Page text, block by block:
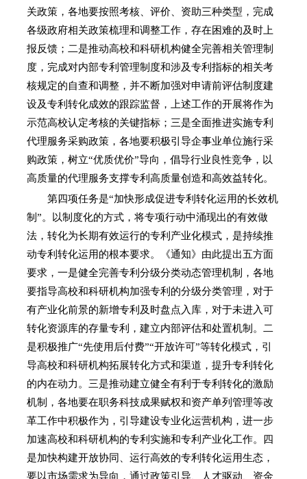
关政策，各地要按照考核、评价、资助三种类型，完成
各级政府相关政策梳理和调整工作，存在困难的及时上
报反馈；二是推动高校和科研机构健全完善相关管理制
度，完成对内部专利管理制度和涉及专利指标的相关考
核规定的自查和调整，并不断加强对申请前评估制度建
设及专利转化成效的跟踪监督，上述工作的开展将作为
示范高校认定考核的关键指标；三是全面推进实施专利
代理服务采购政策，各地要积极引导企事业单位施行采
购政策，树立“优质优价”导向，倡导行业良性竞争，以
高质量的代理服务支撑专利高质量创造和高效益转化。
第四项任务是“加快形成促进专利转化运用的长效机
制”。以制度化的方式，将专项行动中涌现出的有效做
法，转化为长期有效运行的专利产业化模式，是持续推
动专利转化运用的根本要求。《通知》由此提出五方面
要求，一是健全完善专利分级分类动态管理机制，各地
要指导高校和科研机构加强专利的分级分类管理，对于
有产业化前景的新增专利及时盘点入库，对于未进入可
转化资源库的存量专利，建立内部评估和处置机制。二
是积极推广“先使用后付费”“开放许可”等转化模式，引
导高校和科研机构拓展转化方式和渠道，提升专利转化
的内在动力。三是推动建立健全有利于专利转化的激励
机制，各地要在职务科技成果赋权和资产单列管理等改
革工作中积极作为，引导建设专业化运营机构，进一步
加速高校和科研机构的专利实施和专利产业化工作。四
是加快构建开放协同、运行高效的专利转化运用生态，
要以市场需求为导向，通过政策引导、人才驱动、资金